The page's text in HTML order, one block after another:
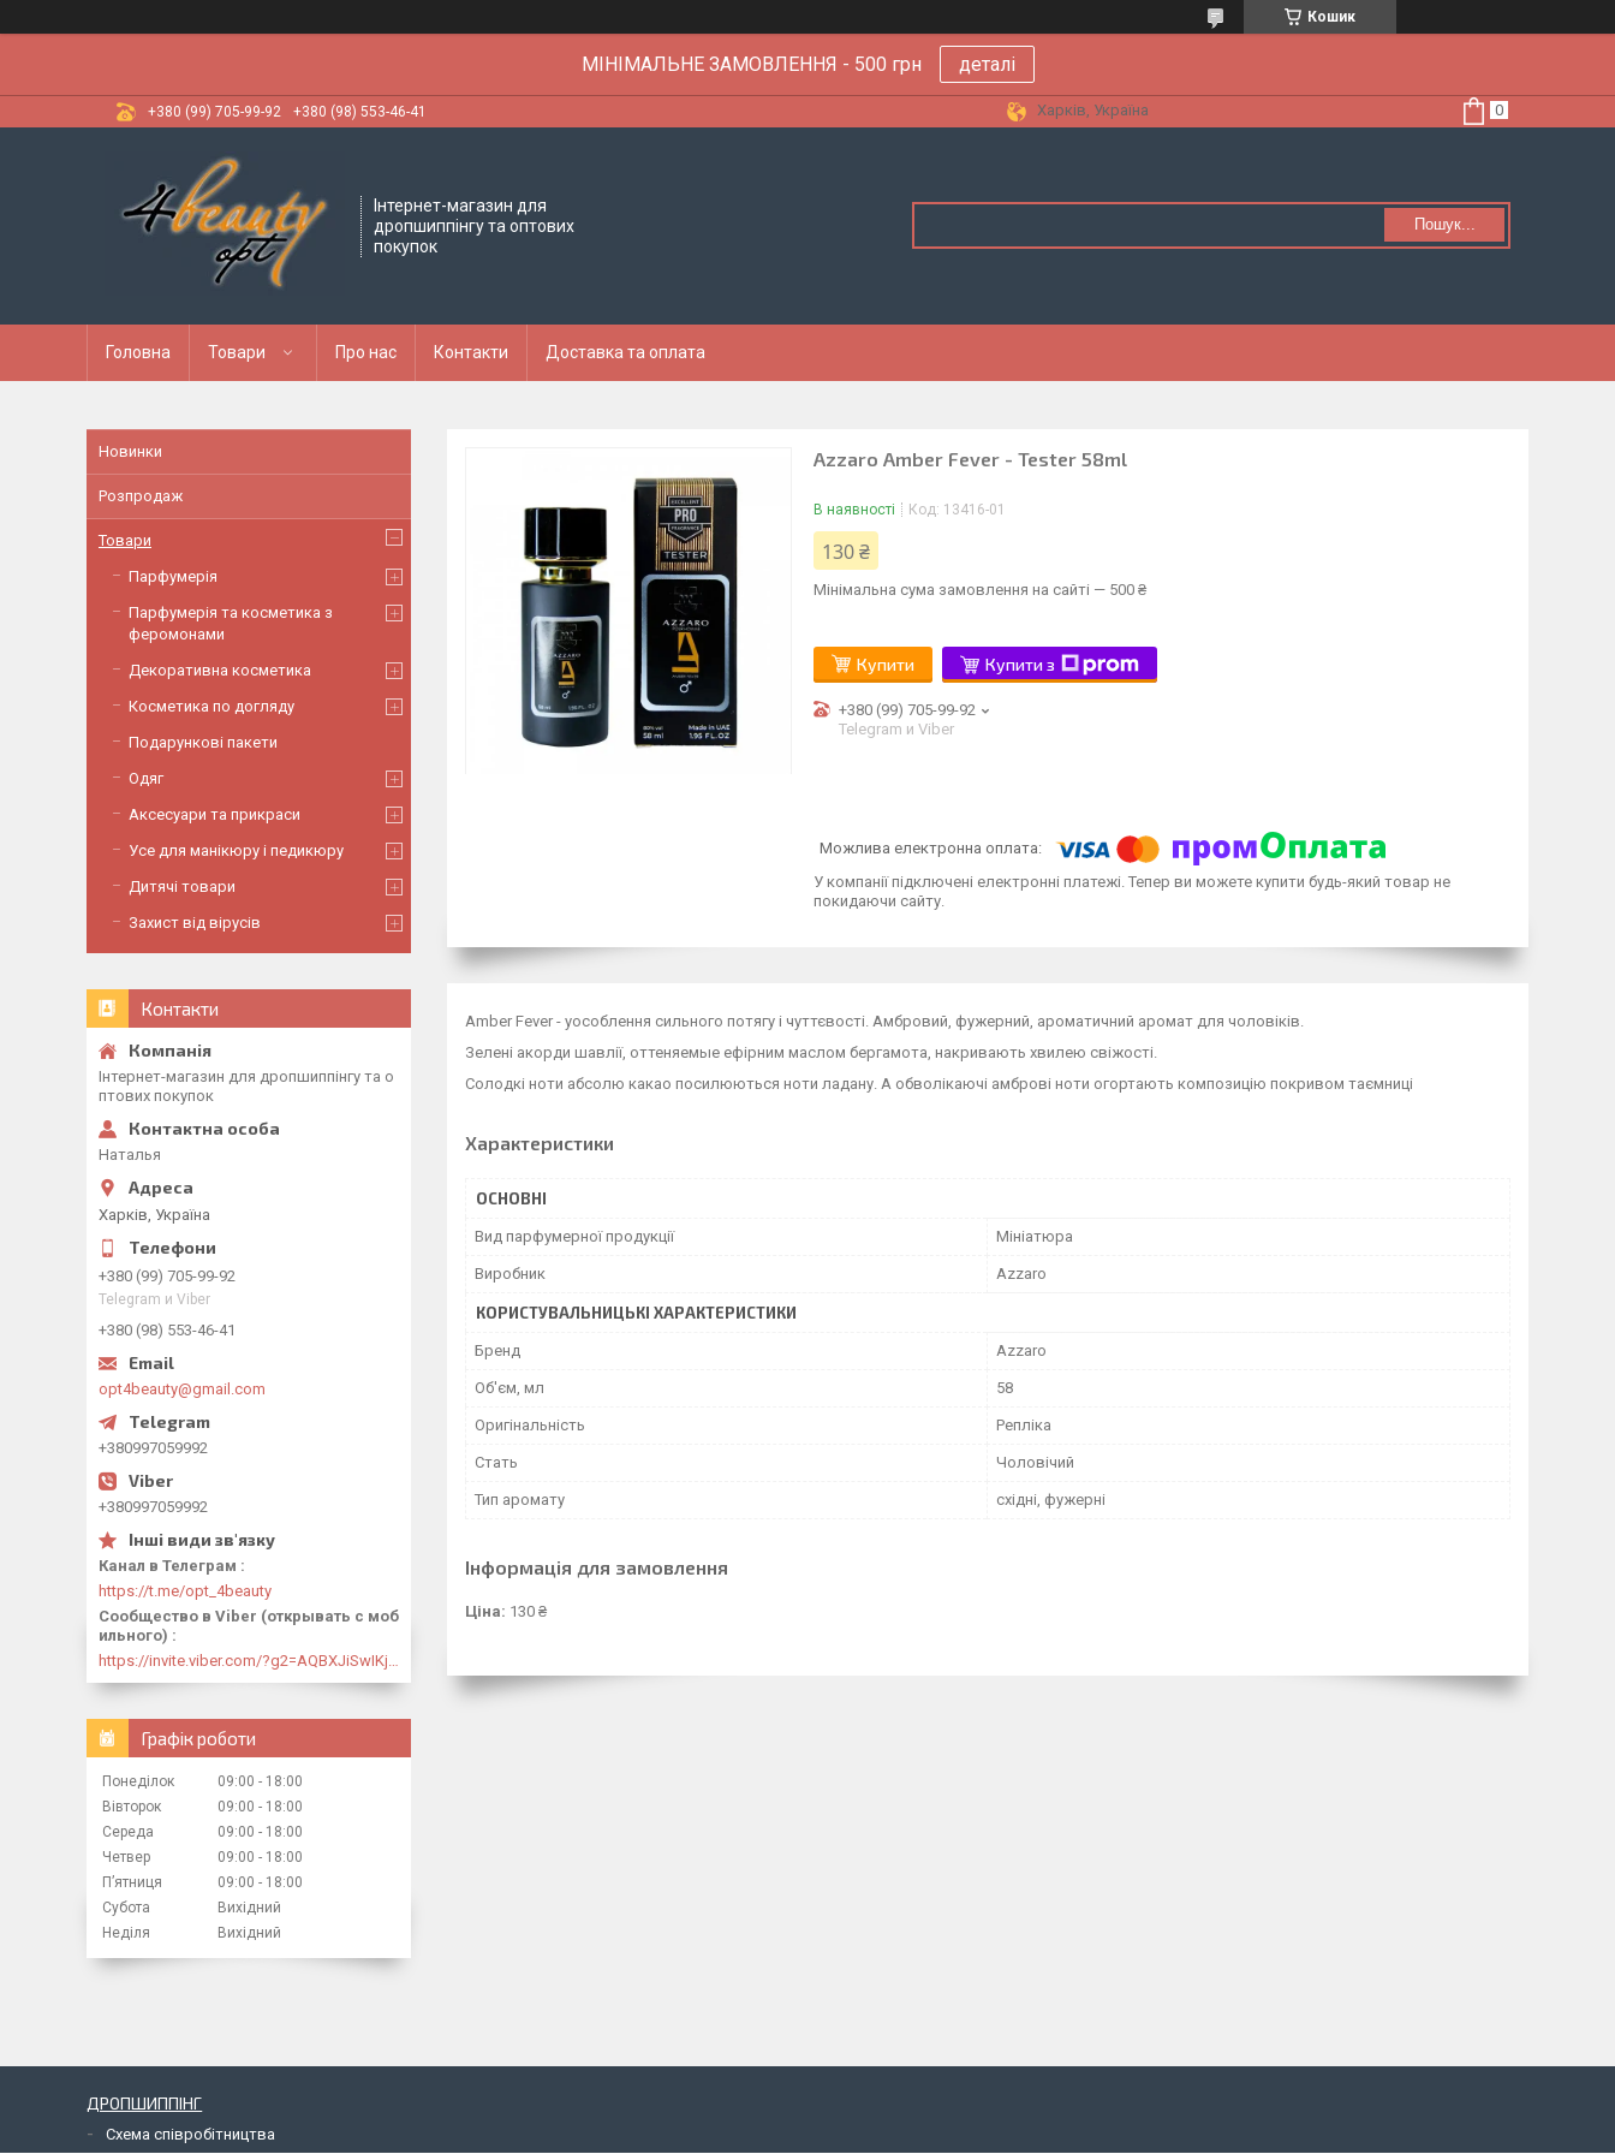
Кошик
МІНІМАЛЬНЕ ЗАМОВЛЕННЯ - 500 грн деталі
+380 (99) 705-99-92 +380 (98) 553-46-41 Харків, Україна
Інтернет-магазин для
дропшиппінгу та оптових
покупок
Пошук...
Головна Товари Про нас Контакти Доставка та оплата
Azzaro Amber Fever - Tester 58ml
В наявності Код: 13416-01
130 ₴
Мінімальна сума замовлення на сайті — 500 ₴
Купити Купити з
+380 (99) 705-99-92
Telegram и Viber
У компанії підключені електронні платежі. Тепер ви можете купити будь-який товар не
покидаючи сайту.
Amber Fever - уособлення сильного потягу і чуттєвості. Амбровий, фужерний, ароматичний аромат для чоловіків.
Зелені акорди шавлії, оттеняемые ефірним маслом бергамота, накривають хвилею свіжості.
Солодкі ноти абсолю какао посилюються ноти ладану. А обволікаючі амброві ноти огортають композицію покривом таємниці
Характеристики
ОСНОВНІ
Вид парфумерної продукції Мініатюра
Виробник Azzaro
КОРИСТУВАЛЬНИЦЬКІ ХАРАКТЕРИСТИКИ
Бренд Azzaro
Об'єм, мл 58
Оригінальність Репліка
Стать Чоловічий
Тип аромату східні, фужерні
Інформація для замовлення
Ціна: 130 ₴
Новинки
Розпродаж
Товари
Парфумерія
Парфумерія та косметика з
феромонами
Декоративна косметика
Косметика по догляду
Подарункові пакети
Одяг
Аксесуари та прикраси
Усе для манікюру і педикюру
Дитячі товари
Захист від вірусів
Контакти
Інтернет-магазин для дропшиппінгу та о
птових покупок
Наталья
Харків, Україна
+380 (99) 705-99-92
Telegram и Viber
+380 (98) 553-46-41
opt4beauty@gmail.com
+380997059992
+380997059992
Канал в Телеграм
https://t.me/opt_4beauty
Сообщество в Viber (открывать с моб
ильного)
Графік роботи
Понеділок 09:00
18:00
Вівторок
09:00
18:00
Середа
09:00
18:00
Четвер
09:00
18:00
Пʼятниця
09:00
18:00
Субота
Вихідний
Неділя
Вихідний
ДРОПШИППІНГ
Схема співробітництва